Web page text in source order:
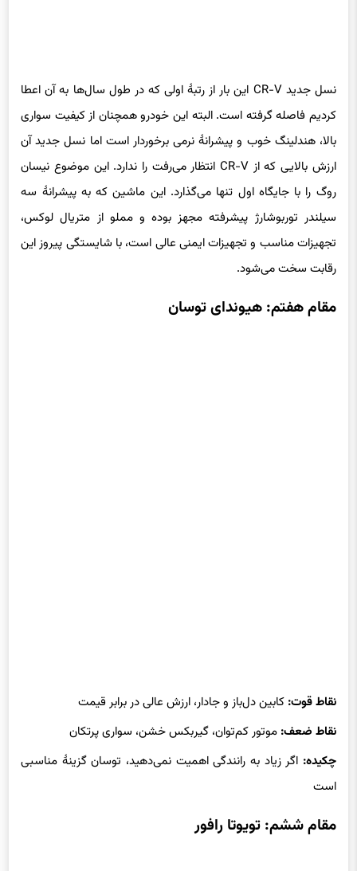
نسل جدید CR-V این بار از رتبهٔ اولی که در طول سال‌ها به آن اعطا
کردیم فاصله گرفته است. البته این خودرو همچنان از کیفیت سواری
بالا، هندلینگ خوب و پیشرانهٔ نرمی برخوردار است اما نسل جدید آن
ارزش بالایی که از CR-V انتظار می‌رفت را ندارد. این موضوع نیسان
روگ را با جایگاه اول تنها می‌گذارد. این ماشین که به پیشرانهٔ سه
سیلندر توربوشارژ پیشرفته مجهز بوده و مملو از متریال لوکس،
تجهیزات مناسب و تجهیزات ایمنی عالی است، با شایستگی پیروز این
رقابت سخت می‌شود.
مقام هفتم: هیوندای توسان
نقاط قوت: کابین دل‌باز و جادار، ارزش عالی در برابر قیمت
نقاط ضعف: موتور کم‌توان، گیربکس خشن، سواری پرتکان
چکیده: اگر زیاد به رانندگی اهمیت نمی‌دهید، توسان گزینهٔ مناسبی
است
مقام ششم: تویوتا رافور